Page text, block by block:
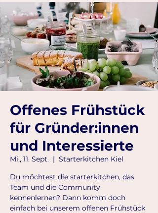
Offenes Frühstück
für Gründer:innen
und Interessierte
Mi., 11. Sept.
  |
Starterkitchen Kiel
Du möchtest die starterkitchen, das
Team und die Community
kennenlernen? Dann komm doch
einfach bei unserem offenen Frühstück